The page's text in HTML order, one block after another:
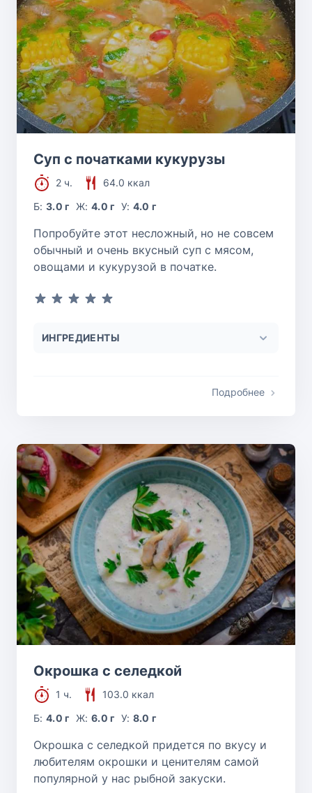
Суп с початками кукурузы
2 ч.
64.0 ккал
Б:3.0 г Ж: 4.0 г У: 4.0 г
Попробуйте этот несложный, но не совсем
обычный и очень вкусный суп с мясом,
овощами и кукурузой в початке.
ИНГРЕДИЕНТЫ
Подробнее
Окрошка с селедкой
1 ч.
103.0 ккал
Б:4.0 г Ж: 6.0 г У: 8.0 г
Окрошка с селедкой придется по вкусу и
любителям окрошки и ценителям самой
популярной у нас рыбной закуски.